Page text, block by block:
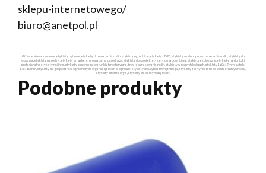
sklepu-internetowego/
biuro@anetpol.pl
Główne słowa kluczowe: etykiety pętlowe, etykiety do oznaczania roślin, etykiety ogrodnicze, etykiety HDPE, etykiety wodoodporne, oznaczanie roślin, etykiety do
wiązania, etykiety na rośliny, etykiety z markerem, oznaczenia ogrodnicze, etykiety do szkółek, etykiety do sadownictwa, etykiety ekologiczne, etykiety na doniczki,
profesjonalne etykiety roślinne, etykiety odporne na warunki atmosferyczne, trwałe oznakowanie roślin, etykiety w różnych kolorach, etykiety 160x17mm, pętelki
17x160mm, etykiety dla gospodarstw ogrodniczych, organizacja roślin w ogrodzie, etykiety do użytku zewnętrznego, etykiety z certyfikatem do kontaktu z żywnością,
etykiety informacyjne, etykiety do identyfikacji roślin.
Podobne produkty